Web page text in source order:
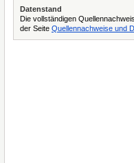
Datenstand
Die vollständigen
der Seite Quellennachweise und